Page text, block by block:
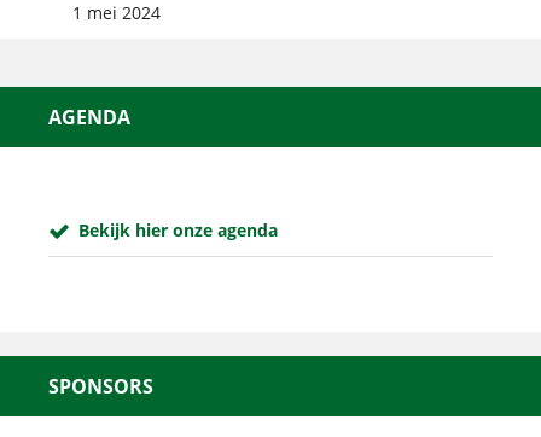
1 mei 2024
AGENDA
Bekijk hier onze agenda
SPONSORS